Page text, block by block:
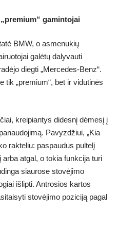
gamintojai
BMW, o asmenukių
galėtų dalyvauti
diegti „Mercedes-Benz“.
tik „premium“, bet ir vidutinės
kreipiantys didesnį dėmesį į
Pavyzdžiui, „Kia
rakteliu: paspaudus pultelį
atgal, o tokia funkcija turi
siaurose stovėjimo
išlipti. Antrosios kartos
stovėjimo poziciją pagal